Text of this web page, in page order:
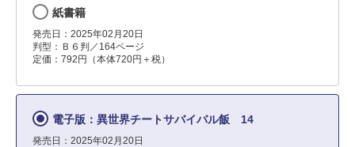
紙書籍
発売日：2025年02月20日
判型：Ｂ６判／164ページ
定価：792円（本体720円＋税）
電子版：異世界チートサバイバル飯 14
発売日：2025年02月20日